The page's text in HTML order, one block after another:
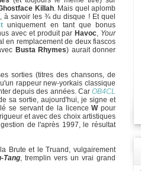
Killah. Mais quel aplomb
à savoir les ¾ du disque ! Et quel
uniquement en tant que bonus
avec et produit par Havoc, Your
en remplacement de deux fiascos
Busta Rhymes) aurait donner
sorties (titres des chansons, de
rappeur new-yorkais classique
depuis des années. Car OB4CL
sa sortie, aujourd'hui, je signe et
se servant de la licenceWpour
et avec des choix artistiques
de l'après 1997, le résultat
Brute et le Truand, vulgairement
Tang, tremplin vers un vrai grand